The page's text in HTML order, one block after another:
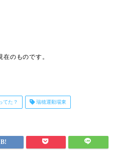
のものです。
てた？ 瑞穂運動場東